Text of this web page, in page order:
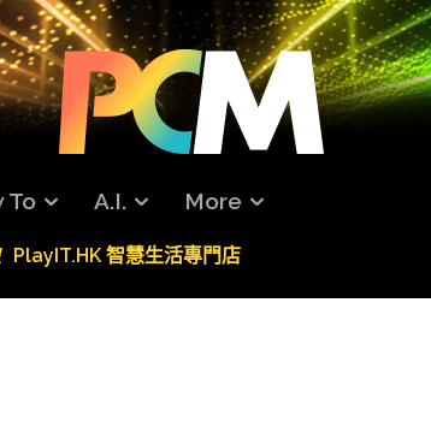
To A.I. More
PlayIT.HK 智慧生活專門店